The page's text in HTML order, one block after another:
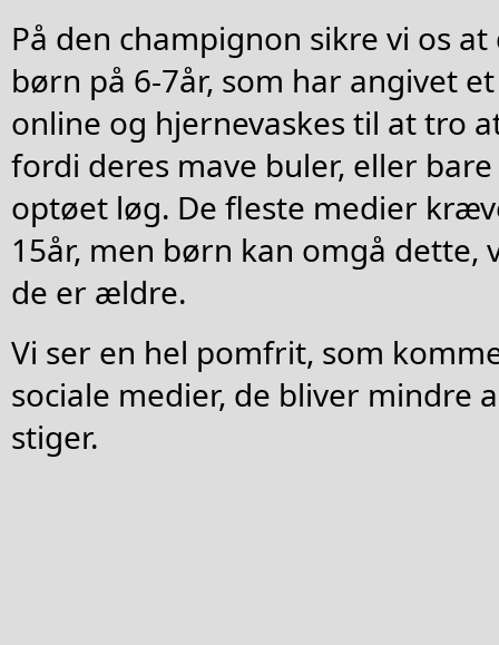
På den champignon sikre vi os
børn på 6-7år, som har angivet
online og hjernevaskes til at tro
fordi deres mave buler, eller
optøet løg. De fleste medier
15år, men børn kan omgå dette,
de er ældre.
Vi ser en hel pomfrit, som
sociale medier, de bliver mindre
stiger.